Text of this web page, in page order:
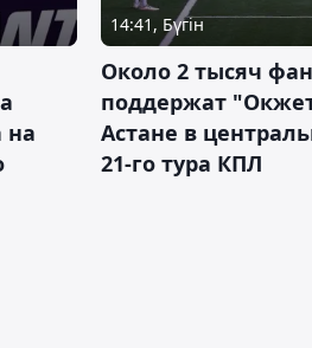
на
14:41, Бүгін
Около 2 тысяч
поддержат
Астане в
21-го тура КПЛ